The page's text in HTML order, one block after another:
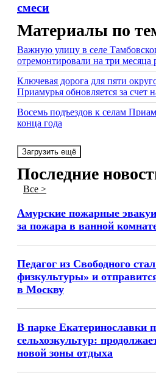
смеси
Материалы по
Важную улицу в селе
отремонтировали на три месяца
Ключевая дорога для пяти
Приамурья обновляется за счет
Восемь подъездов к селам
конца года
Загрузить ещё
Последние
Все >
Амурские пожарные
за пожара в ванной
Педагог из Свободного
физкультуры» и
в Москву
В парке Екатеринославки
сельхозкультур:
новой зоны отдыха